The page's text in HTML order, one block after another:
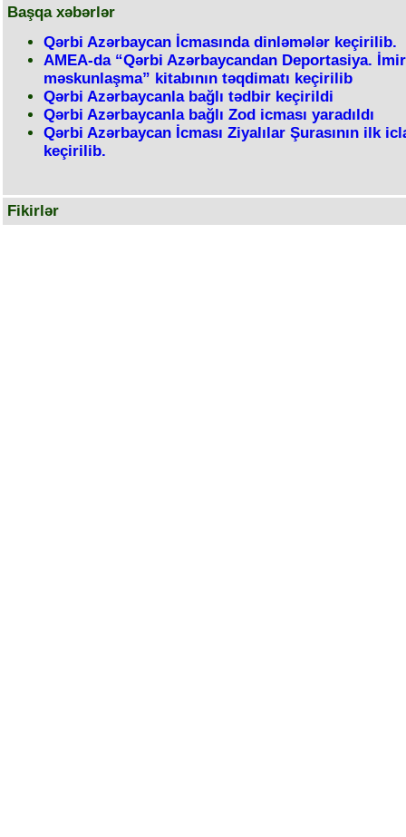
Başqa xəbərlər
Qərbi Azərbaycan İcmasında dinləmələr keçirilib.
AMEA-da “Qərbi Azərbaycandan Deportasiya.
məskunlaşma” kitabının təqdimatı keçirilib
Qərbi Azərbaycanla bağlı tədbir keçirildi
Qərbi Azərbaycanla bağlı Zod icması yaradıldı
Qərbi Azərbaycan İcması Ziyalılar Şurasının ilk
keçirilib.
Fikirlər